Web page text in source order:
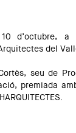
10 d’octubre,
del
seu de
premiada